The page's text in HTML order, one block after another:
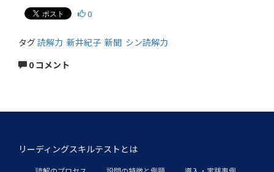
0
タグ読解力 新井紀子 新聞 シン読解力
0 コメント
リーディングスキルテストとは